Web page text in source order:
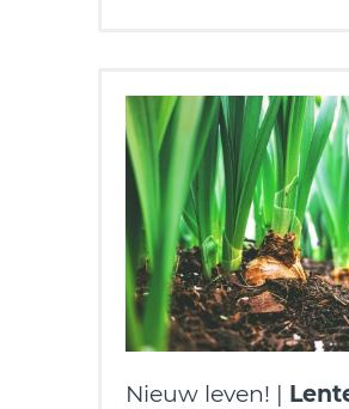
Nieuw leven! |